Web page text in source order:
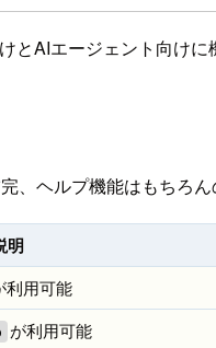
とAIエージェント向けに
ヘルプ機能はもちろ
明
利用可能
が利用可能